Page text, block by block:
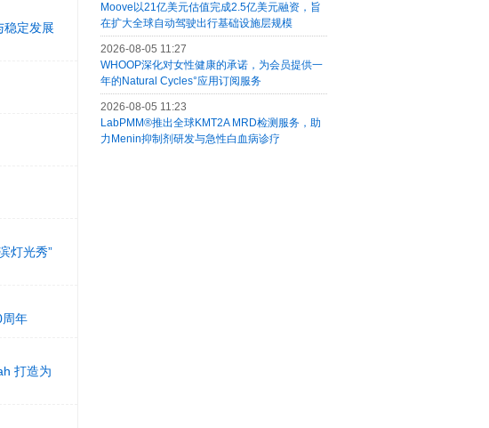
稳定发展
灯光秀”
周年
打造为
Moove以21亿美元估值完成2.5亿美元融资，旨
在扩大全球自动驾驶出行基础设施层规模
2026-08-05 11:27
WHOOP深化对女性健康的承诺，为会员提供一
年的Natural Cycles°应用订阅服务
2026-08-05 11:23
LabPMM®推出全球KMT2A MRD检测服务，助
力Menin抑制剂研发与急性白血病诊疗